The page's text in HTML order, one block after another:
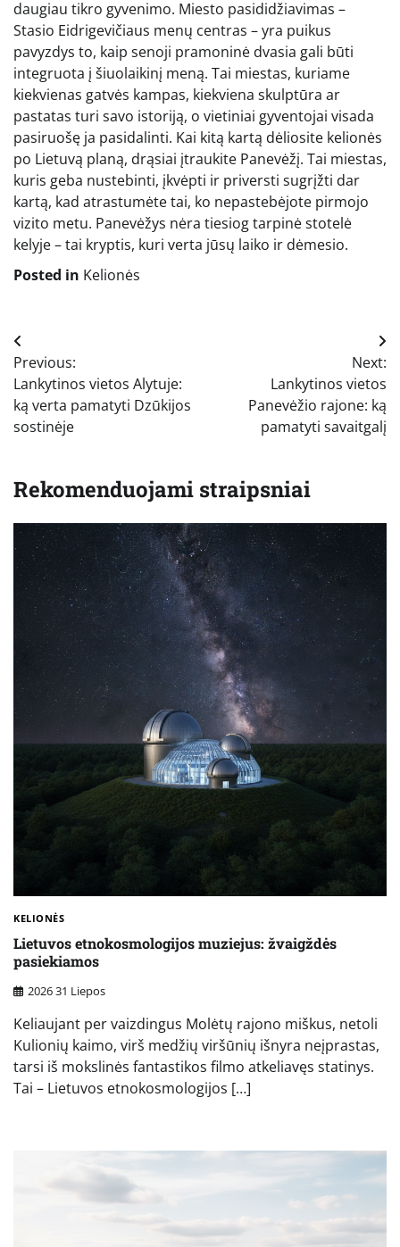
daugiau tikro gyvenimo. Miesto pasididžiavimas –
Stasio Eidrigevičiaus menų centras – yra puikus
pavyzdys to, kaip senoji pramoninė dvasia gali būti
integruota į šiuolaikinį meną. Tai miestas, kuriame
kiekvienas gatvės kampas, kiekviena skulptūra ar
pastatas turi savo istoriją, o vietiniai gyventojai visada
pasiruošę ja pasidalinti. Kai kitą kartą dėliosite kelionės
po Lietuvą planą, drąsiai įtraukite Panevėžį. Tai miestas,
kuris geba nustebinti, įkvėpti ir priversti sugrįžti dar
kartą, kad atrastumėte tai, ko nepastebėjote pirmojo
vizito metu. Panevėžys nėra tiesiog tarpinė stotelė
kelyje – tai kryptis, kuri verta jūsų laiko ir dėmesio.
Posted in Kelionės
Navigacija
tarp
įrašų
Previous:
Lankytinos vietos Alytuje:
ką verta pamatyti Dzūkijos
sostinėje
Next:
Lankytinos vietos
Panevėžio rajone: ką
pamatyti savaitgalį
Rekomenduojami straipsniai
KELIONĖS
Lietuvos etnokosmologijos muziejus: žvaigždės
pasiekiamos
2026 31 Liepos
Keliaujant per vaizdingus Molėtų rajono miškus, netoli
Kulionių kaimo, virš medžių viršūnių išnyra neįprastas,
tarsi iš mokslinės fantastikos filmo atkeliavęs statinys.
Tai – Lietuvos etnokosmologijos […]